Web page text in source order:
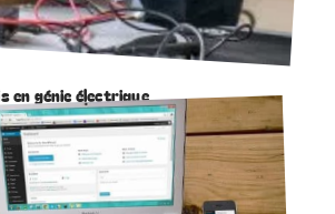
en génie électrique